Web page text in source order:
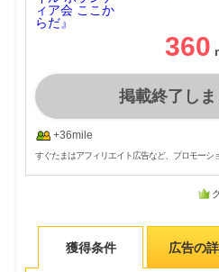
360
掲載終了し
+36mile
すぐたまはアフィリエイト広告など、プロモーシ
獲得条件 広告の